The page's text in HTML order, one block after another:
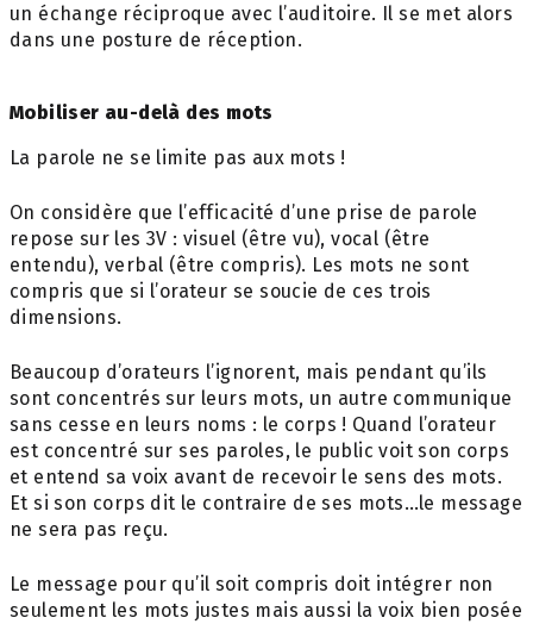
un échange réciproque avec l’auditoire. Il se met alors
dans une posture de réception.
Mobiliser au-delà des mots
La parole ne se limite pas aux mots !
On considère que l’efficacité d’une prise de parole
repose sur les 3V : visuel (être vu), vocal (être
entendu), verbal (être compris). Les mots ne sont
compris que si l’orateur se soucie de ces trois
dimensions.
Beaucoup d’orateurs l’ignorent, mais pendant qu’ils
sont concentrés sur leurs mots, un autre communique
sans cesse en leurs noms : le corps ! Quand l’orateur
est concentré sur ses paroles, le public voit son corps
et entend sa voix avant de recevoir le sens des mots.
Et si son corps dit le contraire de ses mots…le message
ne sera pas reçu.
Le message pour qu’il soit compris doit intégrer non
seulement les mots justes mais aussi la voix bien posée